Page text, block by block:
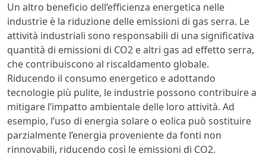
Un altro beneficio dell’efficienza energetica nelle
industrie è la riduzione delle emissioni di gas serra. Le
attività industriali sono responsabili di una significativa
quantità di emissioni di CO2 e altri gas ad effetto serra,
che contribuiscono al riscaldamento globale.
Riducendo il consumo energetico e adottando
tecnologie più pulite, le industrie possono contribuire a
mitigare l’impatto ambientale delle loro attività. Ad
esempio, l’uso di energia solare o eolica può sostituire
parzialmente l’energia proveniente da fonti non
rinnovabili, riducendo così le emissioni di CO2.